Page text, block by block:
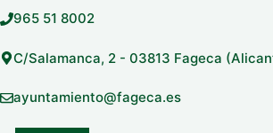
Saltar
contenido
965 51 8002
C/Salamanca, 2 - 03813 Fageca
ayuntamiento@fageca.es